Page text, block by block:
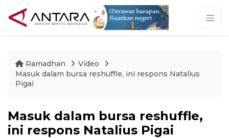
Ramadhan
Video
Masuk dalam bursa reshuffle, ini respons Natalius
Pigai
Masuk dalam bursa reshuffle,
ini respons Natalius Pigai